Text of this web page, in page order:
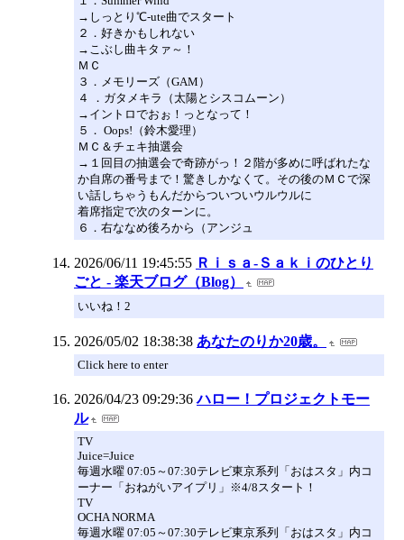
→しっとり℃-ute曲でスタート
２．好きかもしれない
→こぶし曲キタァ～！
ＭＣ
３．メモリーズ（GAM）
４ ．ガタメキラ（太陽とシスコムーン）
→イントロでおぉ！っとなって！
５． Oops!（鈴木愛理）
ＭＣ＆チェキ抽選会
→１回目の抽選会で奇跡がっ！２階が多めに呼ばれたな
か自席の番号まで！驚きしかなくて。その後のＭＣで深
い話しちゃうもんだからついついウルウルに
着席指定で次のターンに。
６．右ななめ後ろから（アンジュ
2026/06/11 19:45:55 Ｒｉｓａ‐Ｓａｋｉのひとり
ごと - 楽天ブログ（Blog）
いいね！2
2026/05/02 18:38:38 あなたのりか20歳。
Click here to enter
2026/04/23 09:29:36 ハロー！プロジェクトモー
ル
TV
Juice=Juice
毎週水曜 07:05～07:30テレビ東京系列「おはスタ」内コ
ーナー「おねがいアイプリ」※4/8スタート！
TV
OCHA NORMA
毎週水曜 07:05～07:30テレビ東京系列「おはスタ」内コ